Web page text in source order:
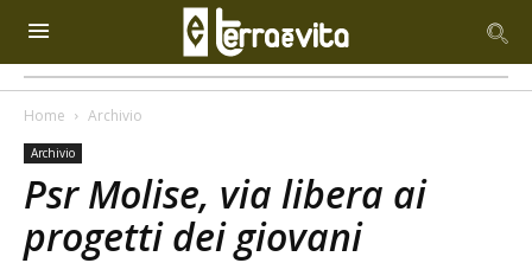
Home Archivio
Archivio
Psr Molise, via libera ai
progetti dei giovani